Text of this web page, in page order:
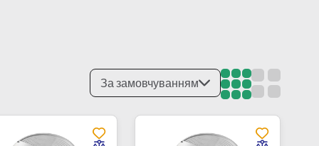
За замовчуванням